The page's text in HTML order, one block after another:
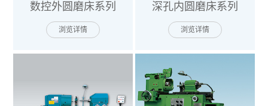
数控外圆磨床系列
浏览详情
深孔内圆磨床系列
浏览详情